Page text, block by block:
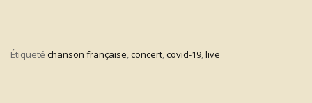
Étiqueté chanson française,concert,covid-19,live